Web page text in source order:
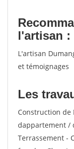
l'artisan :
L'artisan
et témoignages
Les
Construction de
dappartement
Terrassement -